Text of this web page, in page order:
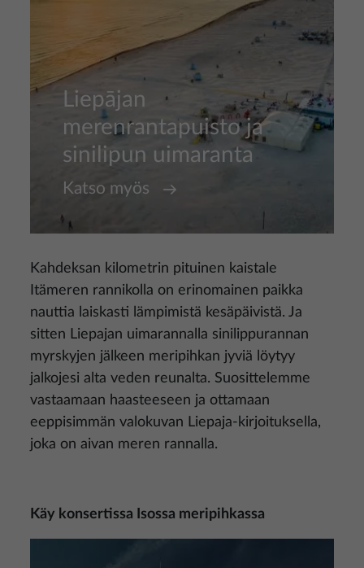
Liepājan
merenrantapuisto ja
sinilipun uimaranta
Katso myös
Kahdeksan kilometrin pituinen kaistale
Itämeren rannikolla on erinomainen paikka
nauttia laiskasti lämpimistä kesäpäivistä. Ja
sitten Liepajan uimarannalla sinilippurannan
myrskyjen jälkeen meripihkan jyviä löytyy
jalkojesi alta veden reunalta. Suosittelemme
vastaamaan haasteeseen ja ottamaan
eeppisimmän valokuvan Liepaja-kirjoituksella,
joka on aivan meren rannalla.
Käy konsertissa Isossa meripihkassa